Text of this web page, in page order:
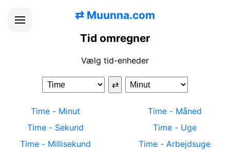
⇄ Muunna.com
Tid omregner
Vælg tid-enheder
⇄
Time - Minut
Time - Sekund
Time - Millisekund
Time- Måned
Time- Uge
Time - Arbejdsuge